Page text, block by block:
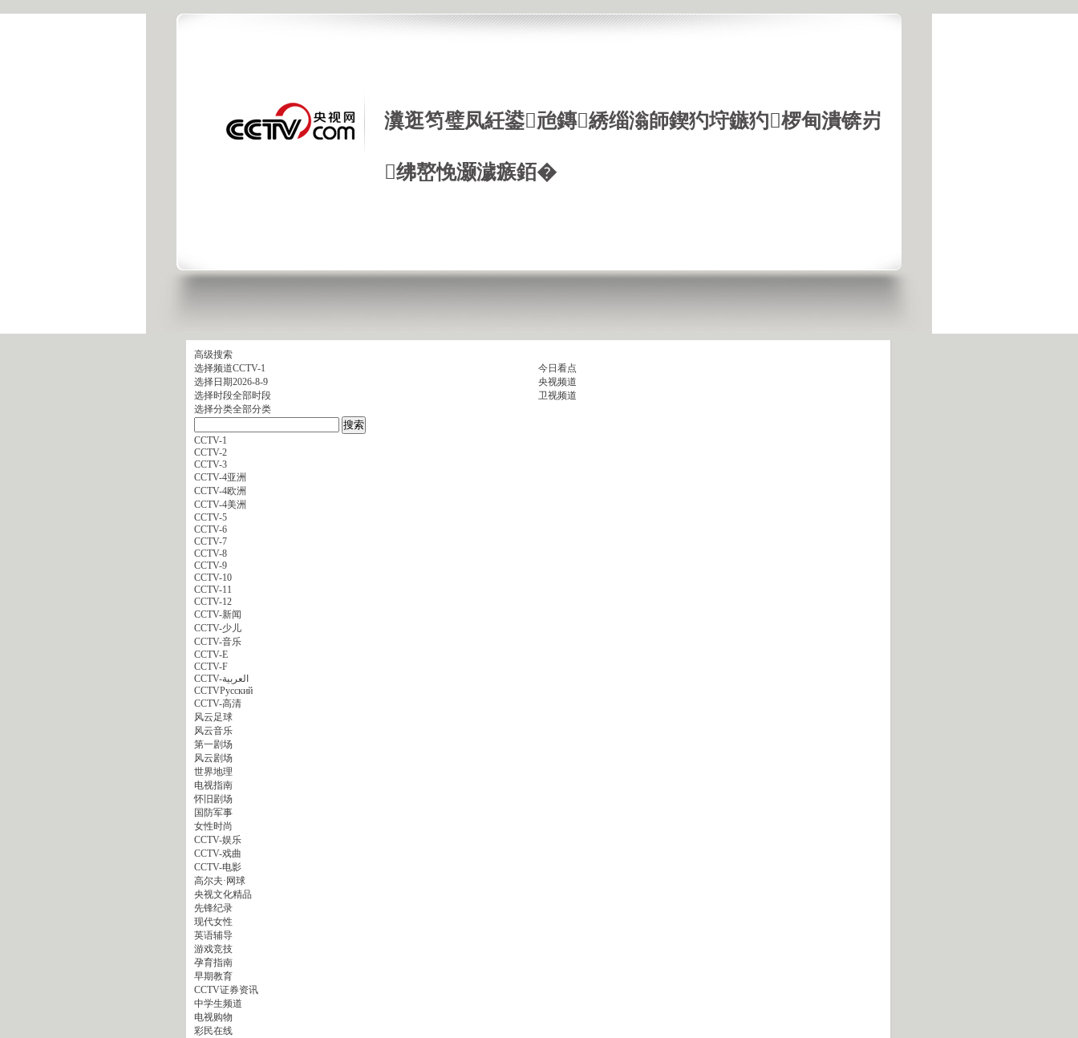
瀵逛笉璧凤紝鍙兘鏄綉缁滃師鍥犳垨鏃犳椤甸潰锛岃
绋嶅悗灏濊瘯銆�
高级搜索
选择频道CCTV-1
选择日期2026-8-9
选择时段全部时段
选择分类全部分类
CCTV-1
CCTV-2
CCTV-3
CCTV-4亚洲
CCTV-4欧洲
CCTV-4美洲
CCTV-5
CCTV-6
CCTV-7
CCTV-8
CCTV-9
CCTV-10
CCTV-11
CCTV-12
CCTV-新闻
CCTV-少儿
CCTV-音乐
CCTV-E
CCTV-F
CCTV-العربية
CCTVPусский
CCTV-高清
风云足球
风云音乐
第一剧场
风云剧场
世界地理
电视指南
怀旧剧场
国防军事
女性时尚
CCTV-娱乐
CCTV-戏曲
CCTV-电影
高尔夫·网球
央视文化精品
先锋纪录
现代女性
英语辅导
游戏竞技
孕育指南
早期教育
CCTV证券资讯
中学生频道
电视购物
彩民在线
今日看点
央视频道
卫视频道